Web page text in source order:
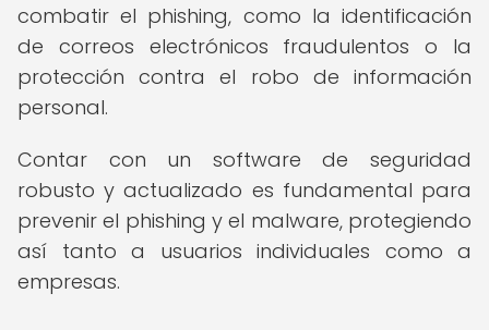
combatir el phishing, como la identificación
de correos electrónicos fraudulentos o la
protección contra el robo de información
personal.
Contar con un software de seguridad
robusto y actualizado es fundamental para
prevenir el phishing y el malware, protegiendo
así tanto a usuarios individuales como a
empresas.